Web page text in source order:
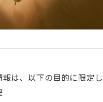
は、以下の目的に限定